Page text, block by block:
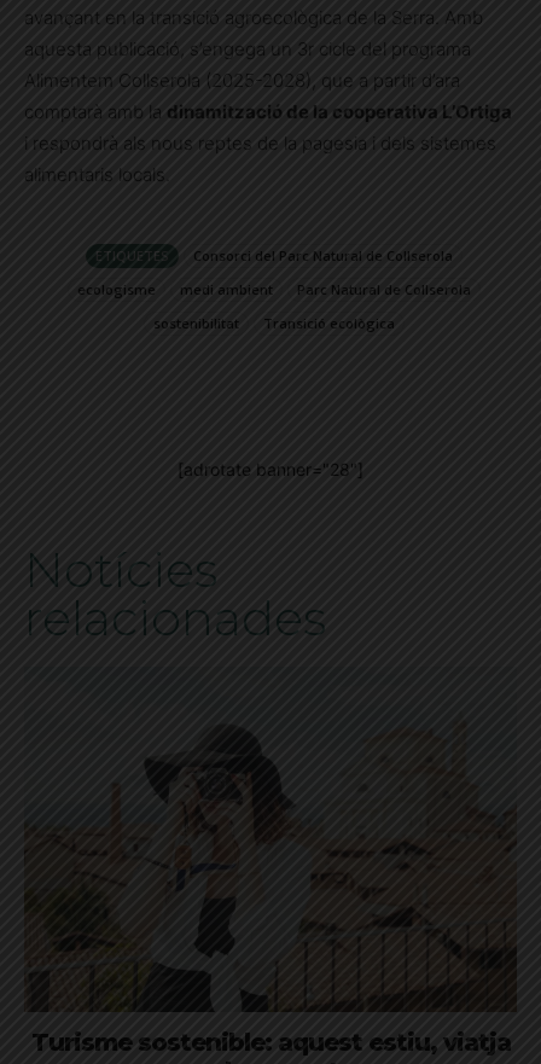
avançant en la transició agroecològica de la Serra. Amb
aquesta publicació, s’engega un 3r cicle del programa
Alimentem Collserola (2025-2028), que a partir d’ara
comptarà amb la dinamització de la cooperativa L’Ortiga
i respondrà als nous reptes de la pagesia i dels sistemes
alimentaris locals.
ETIQUETES
Consorci del Parc Natural de Collserola
ecologisme
medi ambient
Parc Natural de Collserola
sostenibilitat
Transició ecològica
[adrotate banner="28"]
Notícies
relacionades
Turisme sostenible: aquest estiu, viatja